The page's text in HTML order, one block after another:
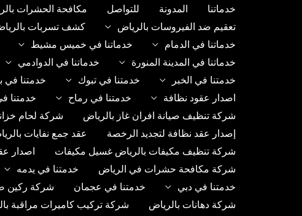
خدماتنا المدونة للتواصل مكافحة الحشرات
تعقيم ضد الفيروسات بالرياض
كشف تسربات
خدماتنا في الدمام
خدماتنا في خميس مشيط
خدماتنا في المدينة المنورة
خدماتنا في الدوادمي
خدمتنا في الخبر
خدمتنا في تبوك خدمتنا في
اصدار عقود نظافة
خدمتنا في رماح خدمتنا
شركة تنظيف صيانة افران غاز بالرياض
شركة لحام
إصدار عقد نظافة لتجديد الرخصة
عقد جمع نفايات
شركة تنظيف مكيفات بالرياض غسيل مكيفات
اصدار
شركة مكافحة حشرات في الرياض
خدمتنا في يدمه
خدمتنا في دبي
خدمتنا في عجمان شركة ركين
شركة دهانات بالرياض
شركة تركيب كاميرات مراقبة